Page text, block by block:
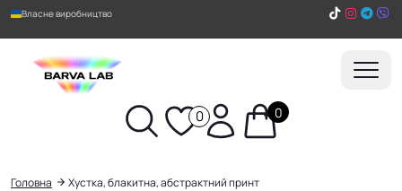
Власне виробництво
0 0
Пошук
Головна Хустка, блакитна, абстрактний принт